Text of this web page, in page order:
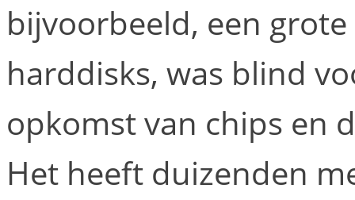
bijvoorbeeld, een
harddisks, was blind
opkomst van chips en
Het heeft duizenden